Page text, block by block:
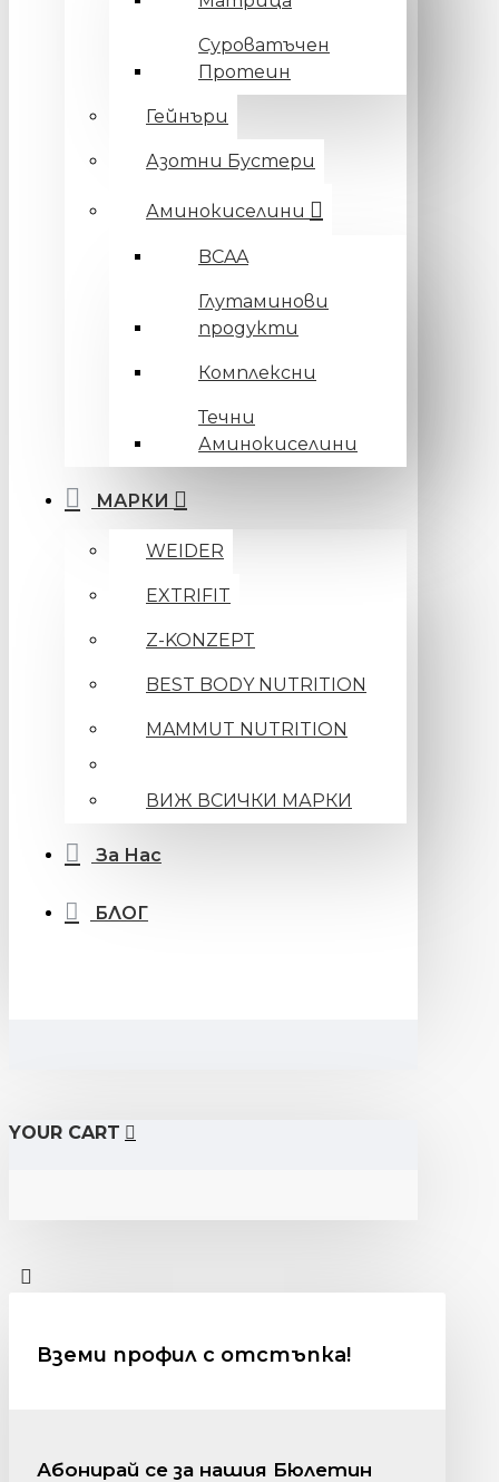
Суроватъчен
Протеин
Гейнъри
Азотни Бустери
Аминокиселини
BCAA
Глутаминови
продукти
Комплексни
Течни
Аминокиселини
МАРКИ
WEIDER
EXTRIFIT
Z-KONZEPT
BEST BODY NUTRITION
MAMMUT NUTRITION
ВИЖ ВСИЧКИ МАРКИ
За Нас
БЛОГ
YOUR CART
Вземи профил с отстъпка!
Абонирай се за нашия Бюлетин